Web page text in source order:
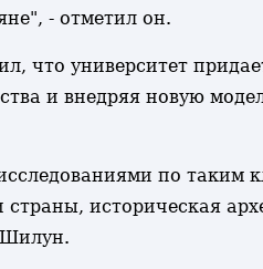
- отметил он.
что университет
и внедряя новую
по таким
историческая
Шилун.